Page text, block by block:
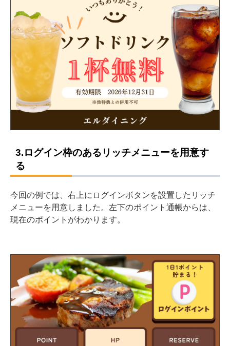
3.ログイン枠のあるリッチメニューを用意す
る
今回の例では、右上にログインボタンを設置したリッチ
メニューを用意しました。左下のポイント通帳からは、
現在のポイントがわかります。